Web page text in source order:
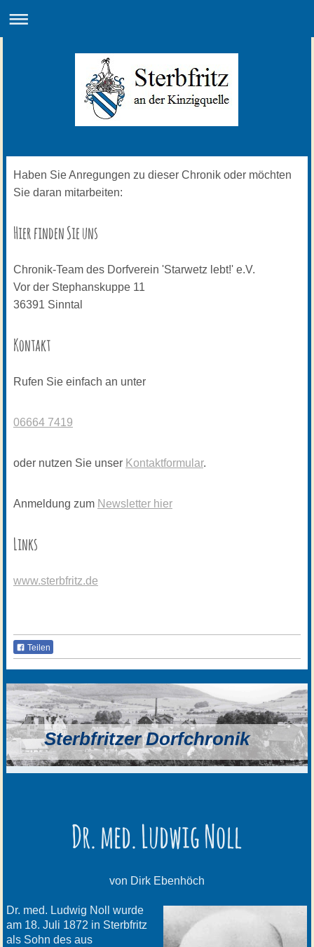
Haben Sie Anregungen zu dieser Chronik oder möchten
Sie daran mitarbeiten:
Hier finden Sie uns
Chronik-Team des Dorfverein 'Starwetz lebt!' e.V.
Vor der Stephanskuppe 11
36391 Sinntal
Kontakt
Rufen Sie einfach an unter
06664 7419
oder nutzen Sie unser Kontaktformular.
Anmeldung zum Newsletter hier
Links
www.sterbfritz.de
Teilen
Sterbfritzer Dorfchronik
Dr. med. Ludwig Noll
von Dirk Ebenhöch
Dr. med. Ludwig Noll wurde
am 18. Juli 1872 in Sterbfritz
als Sohn des aus